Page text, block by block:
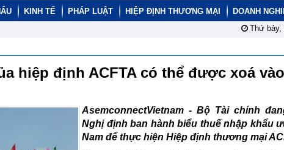
KINH TẾ PHÁP LUẬT HIỆP ĐỊNH THƯƠNG MẠI DOANH
Thứ bảy,
hiệp định ACFTA có thể được xoá
AsemconnectVietnam - Bộ Tài chính
Nghị định ban hành biểu thuế nhập khẩu
Nam để thực hiện Hiệp định thương mại